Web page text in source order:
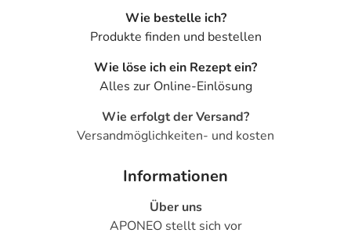
Wie bestelle ich?
Produkte finden und bestellen
Wie löse ich ein Rezept ein?
Alles zur Online-Einlösung
Wie erfolgt der Versand?
Versandmöglichkeiten- und kosten
Informationen
Über uns
APONEO stellt sich vor